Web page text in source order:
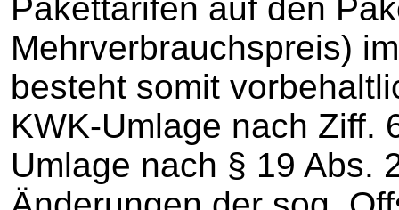
Pakettarifen auf den
Mehrverbrauchspreis)
besteht somit
KWK-Umlage nach Ziff.
Umlage nach § 19 Abs.